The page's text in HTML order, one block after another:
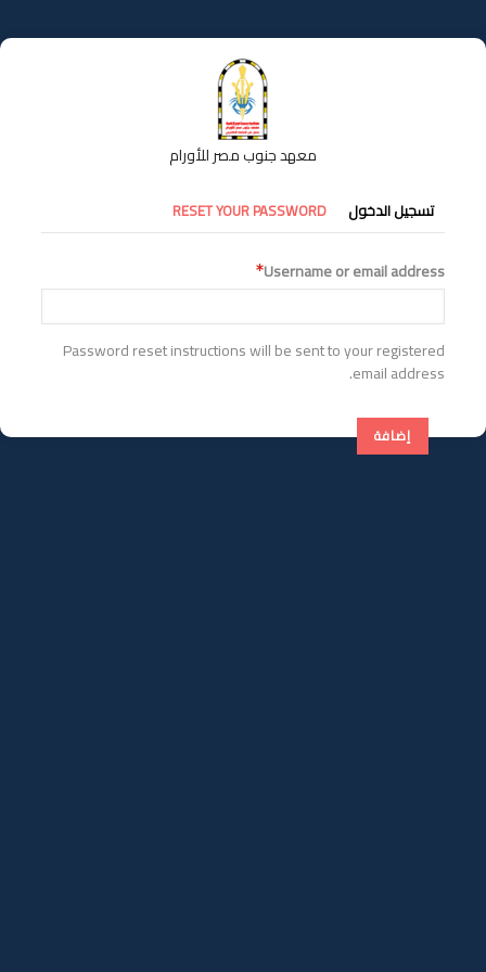
إلى
المحتوى
معهد جنوب مصر للأورام
التبويبات
الأساسية
تسجيل الدخول RESET YOUR PASSWORD
Username or email address
Password reset instructions will be sent to your registered
email address.